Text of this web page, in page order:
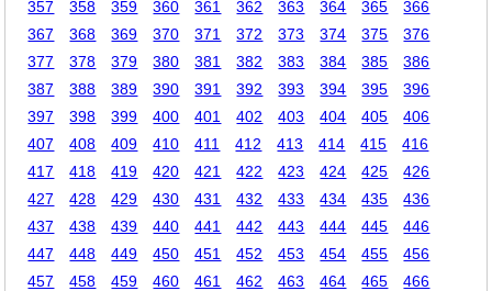
357
358 359 360 361 362 363 364 365
366
367
368 369 370 371 372 373 374 375
376
377
378 379 380 381 382 383 384 385
386
387
388 389 390 391 392 393 394 395
396
397
398 399 400 401 402 403 404 405
406
407
408 409 410 411 412 413 414 415
416
417
418 419 420 421 422 423 424 425
426
427
428 429 430 431 432 433 434 435
436
437
438 439 440 441 442 443 444 445
446
447
448 449 450 451 452 453 454 455
456
457
458 459 460 461 462 463 464 465
466